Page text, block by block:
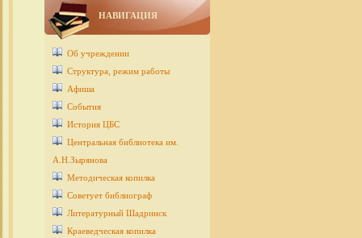
НАВИГАЦИЯ
Об учреждении
Структура, режим работы
Афиша
События
История ЦБС
Центральная библиотека им.
А.Н.Зырянова
Методическая копилка
Советует библиограф
Литературный Шадринск
Краеведческая копилка